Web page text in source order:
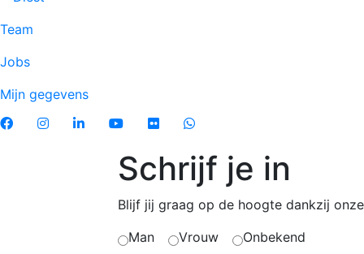
Team
Jobs
Mijn gegevens
Schrijf je in
Blijf jij graag op de hoogte dankzij
Man
Vrouw
Onbekend